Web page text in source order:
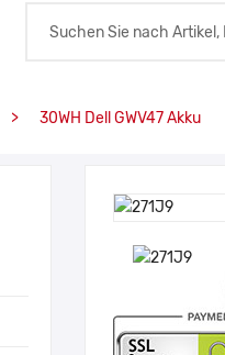
30WH Dell GWV47 Akku